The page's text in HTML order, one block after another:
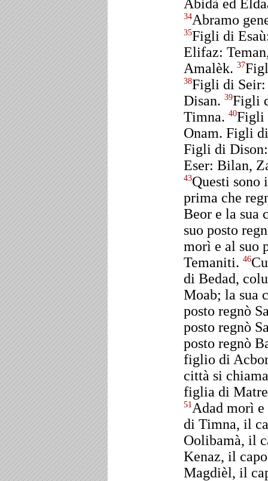
Abidà ed
34Abramo
35Figli di
Elifaz:
Amalèk. 37
38Figli di Seir:
Disan. 39Figli
Timna. 40Figli
Onam. Figli
Figli di
Eser: Bilan,
43Questi sono
prima che
Beor e la sua
suo posto
morì e al suo
Temaniti. 46
di Bedad,
Moab; la sua
posto regnò
posto regnò
posto regnò
figlio di
città si
figlia di
51 Adad morì
di Timna, il
Oolibamà, il
Kenaz, il
Magdièl, il